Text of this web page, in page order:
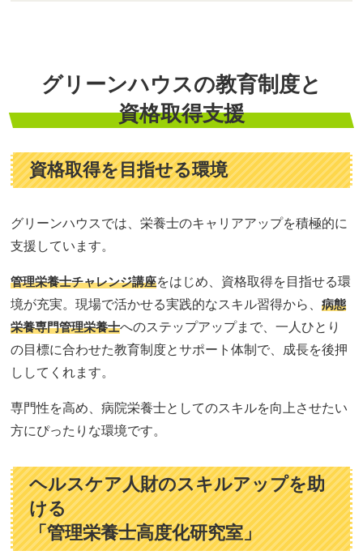
グリーンハウスの教育制度と
資格取得支援
資格取得を目指せる環境
グリーンハウスでは、栄養士のキャリアアップを積極的に
支援しています。
管理栄養士チャレンジ講座をはじめ、資格取得を目指せる環
境が充実。現場で活かせる実践的なスキル習得から、病態
栄養専門管理栄養士へのステップアップまで、一人ひとり
の目標に合わせた教育制度とサポート体制で、成長を後押
ししてくれます。
専門性を高め、病院栄養士としてのスキルを向上させたい
方にぴったりな環境です。
ヘルスケア人財のスキルアップを助
ける
「管理栄養士高度化研究室」